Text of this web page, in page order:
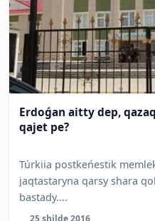
Erdoǵan aitty dep,
qajet pe?
Túrkiia postkeńestik
jaqtastaryna qarsy shara
bastady....
25 shilde 2016